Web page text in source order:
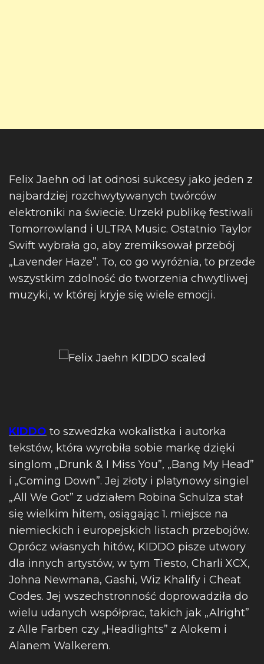
Felix Jaehn od lat odnosi sukcesy jako jeden z
najbardziej rozchwytywanych twórców
elektroniki na świecie. Urzekł publikę festiwali
Tomorrowland i ULTRA Music. Ostatnio Taylor
Swift wybrała go, aby zremiksował przebój
„Lavender Haze”. To, co go wyróżnia, to przede
wszystkim zdolność do tworzenia chwytliwej
muzyki, w której kryje się wiele emocji.
KIDDO to szwedzka wokalistka i autorka
tekstów, która wyrobiła sobie markę dzięki
singlom „Drunk & I Miss You”, „Bang My Head”
i „Coming Down”. Jej złoty i platynowy singiel
„All We Got” z udziałem Robina Schulza stał
się wielkim hitem, osiągając 1. miejsce na
niemieckich i europejskich listach przebojów.
Oprócz własnych hitów, KIDDO pisze utwory
dla innych artystów, w tym Tïesto, Charli XCX,
Johna Newmana, Gashi, Wiz Khalify i Cheat
Codes. Jej wszechstronność doprowadziła do
wielu udanych współprac, takich jak „Alright”
z Alle Farben czy „Headlights” z Alokem i
Alanem Walkerem.